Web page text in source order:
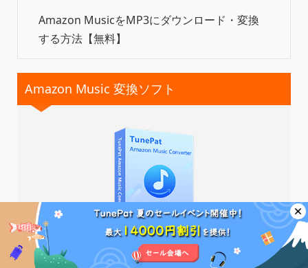
Amazon MusicをMP3にダウンロード・変換
する方法【無料】
Amazon Music 変換ソフト
無料体験 無料体験